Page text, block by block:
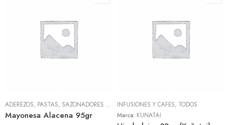
ADEREZOS, PASTAS, SAZONADORES Y CONDIMENTOS ,TODOS
Mayonesa Alacena 95gr
INFUSIONES Y CAFES, TODOS
Marca: KUÑATAI